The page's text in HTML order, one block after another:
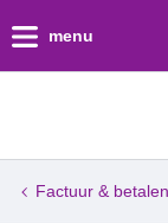
menu
Factuur & betalen